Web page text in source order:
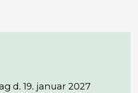
d. 19. januar 2027